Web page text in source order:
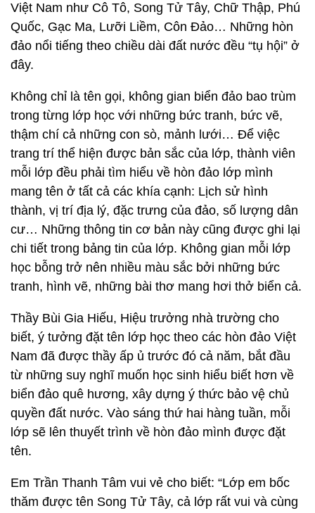
Việt Nam như Cô Tô, Song Tử Tây, Chữ Thập, Phú
Quốc, Gạc Ma, Lưỡi Liềm, Côn Đảo… Những hòn
đảo nổi tiếng theo chiều dài đất nước đều “tụ hội” ở
đây.
Không chỉ là tên gọi, không gian biển đảo bao trùm
trong từng lớp học với những bức tranh, bức vẽ,
thậm chí cả những con sò, mảnh lưới… Để việc
trang trí thể hiện được bản sắc của lớp, thành viên
mỗi lớp đều phải tìm hiểu về hòn đảo lớp mình
mang tên ở tất cả các khía cạnh: Lịch sử hình
thành, vị trí địa lý, đặc trưng của đảo, số lượng dân
cư… Những thông tin cơ bản này cũng được ghi lại
chi tiết trong bảng tin của lớp. Không gian mỗi lớp
học bỗng trở nên nhiều màu sắc bởi những bức
tranh, hình vẽ, những bài thơ mang hơi thở biển cả.
Thầy Bùi Gia Hiếu, Hiệu trưởng nhà trường cho
biết, ý tưởng đặt tên lớp học theo các hòn đảo Việt
Nam đã được thầy ấp ủ trước đó cả năm, bắt đầu
từ những suy nghĩ muốn học sinh hiểu biết hơn về
biển đảo quê hương, xây dựng ý thức bảo vệ chủ
quyền đất nước. Vào sáng thứ hai hàng tuần, mỗi
lớp sẽ lên thuyết trình về hòn đảo mình được đặt
tên.
Em Trần Thanh Tâm vui vẻ cho biết: “Lớp em bốc
thăm được tên Song Tử Tây, cả lớp rất vui và cùng